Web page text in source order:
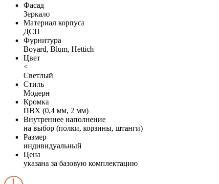
Фасад
Зеркало
Материал корпуса
ДСП
Фурнитура
Boyard, Blum, Hettich
Цвет
<
Светлый
Стиль
Модерн
Кромка
ПВХ (0,4 мм, 2 мм)
Внутреннее наполнение
на выбор (полки, корзины, штанги)
Размер
индивидуальный
Цена
указана за базовую комплектацию